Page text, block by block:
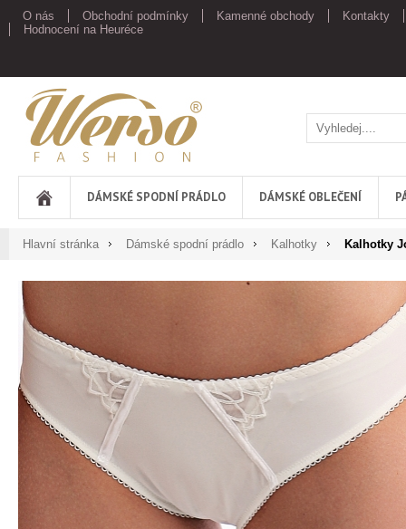
O nás Obchodní podmínky Kamenné obchody
Kontakty
Hodnocení na Heuréce
Werso
DÁMSKÉ SPODNÍ PRÁDLO DÁMSKÉ OBLEČENÍ
Hlavní stránka Dámské spodní prádlo Kalhotky Kalhotky